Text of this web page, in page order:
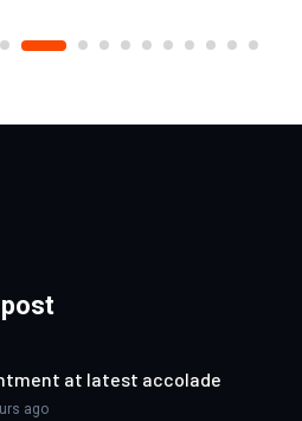
at latest accolade
ago